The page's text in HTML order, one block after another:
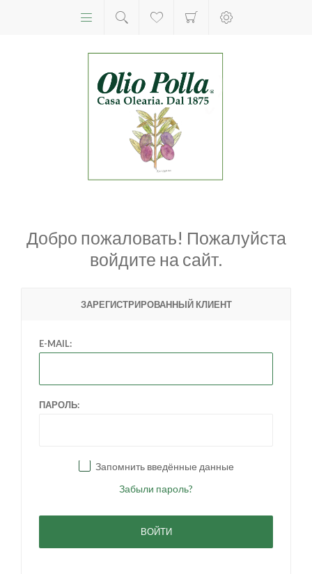
Добро пожаловать! Пожалуйста
войдите на сайт.
ЗАРЕГИСТРИРОВАННЫЙ КЛИЕНТ
E-MAIL:
ПАРОЛЬ:
Запомнить введённые данные
Забыли пароль?